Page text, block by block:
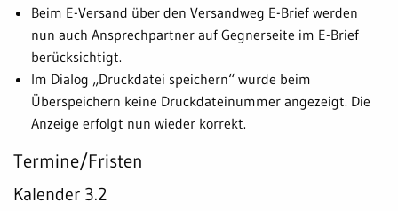
Beim E-Versand über den Versandweg E-Brief werden
nun auch Ansprechpartner auf Gegnerseite im E-Brief
berücksichtigt.
Im Dialog „Druckdatei speichern“ wurde beim
Überspeichern keine Druckdateinummer angezeigt. Die
Anzeige erfolgt nun wieder korrekt.
Termine/Fristen
Kalender 3.2